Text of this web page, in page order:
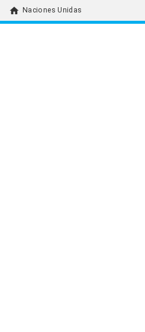
home Naciones Unidas